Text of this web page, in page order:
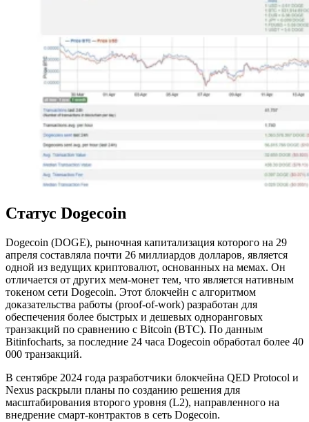
Статус Dogecoin
Dogecoin (DOGE), рыночная капитализация которого на 29
апреля составляла почти 26 миллиардов долларов, является
одной из ведущих криптовалют, основанных на мемах. Он
отличается от других мем-монет тем, что является нативным
токеном сети Dogecoin. Этот блокчейн с алгоритмом
доказательства работы (proof-of-work) разработан для
обеспечения более быстрых и дешевых одноранговых
транзакций по сравнению с Bitcoin (BTC). По данным
Bitinfocharts, за последние 24 часа Dogecoin обработал более 40
000 транзакций.
В сентябре 2024 года разработчики блокчейна QED Protocol и
Nexus раскрыли планы по созданию решения для
масштабирования второго уровня (L2), направленного на
внедрение смарт-контрактов в сеть Dogecoin.